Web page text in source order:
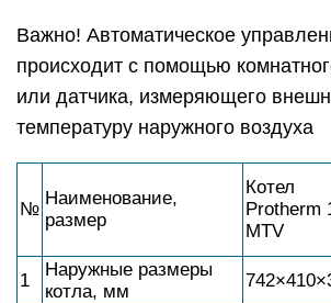
Важно! Автоматическое
происходит с помощью
или датчика, измеряющего
температуру наружного воздуха
№
Наименование,
размер
Котел
Protherm
MTV
1
Наружные размеры
котла, мм